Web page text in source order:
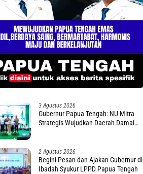
3 Agustus 2026
Gubernur Papua Tengah: NU Mitra
Strategis Wujudkan Daerah Damai
2 Agustus 2026
Begini Pesan dan Ajakan Gubernur di
Ibadah Syukur LPPD Papua Tengah